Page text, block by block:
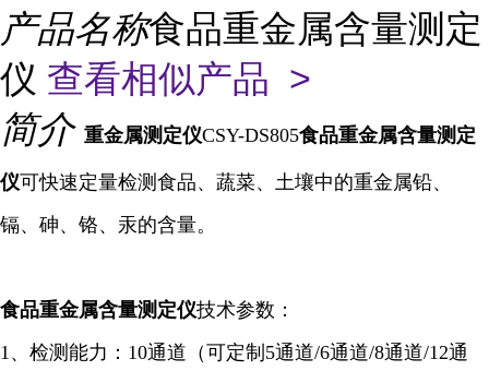
产品名称食品重金属含量测定
仪 查看相似产品 >
简介 重金属测定仪CSY-DS805食品重金属含量测定
仪可快速定量检测食品、蔬菜、土壤中的重金属铅、
镉、砷、铬、汞的含量。
食品重金属含量测定仪技术参数：
1、检测能力：10通道（可定制5通道/6通道/8通道/12通